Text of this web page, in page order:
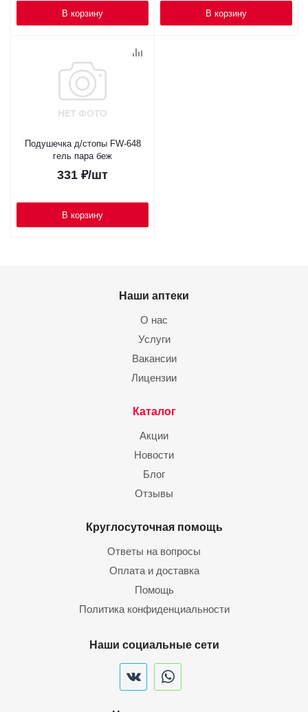
В корзину В корзину
Подушечка д/стопы FW-648
гель пара беж
331 ₽/шт
В корзину
Наши аптеки
О нас
Услуги
Вакансии
Лицензии
Каталог
Акции
Новости
Блог
Отзывы
Круглосуточная помощь
Ответы на вопросы
Оплата и доставка
Помощь
Политика конфиденциальности
Наши социальные сети